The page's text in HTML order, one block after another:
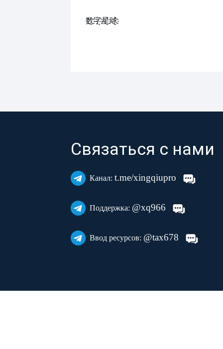
数҈字҈星҈球҈͏
Связаться с нами
Канал: t.me/xingqiupro
Поддержка: @xq966
Ввод ресурсов: @tax678